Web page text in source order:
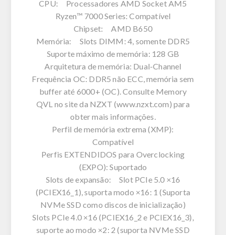
CPU: Processadores AMD Socket AM5
Ryzen™ 7000 Series: Compatível
Chipset: AMD B650
Memória: Slots DIMM: 4, somente DDR5
Suporte máximo de memória: 128 GB
Arquitetura de memória: Dual-Channel
Frequência OC: DDR5 não ECC, memória sem
buffer até 6000+ (OC). Consulte Memory
QVL no site da NZXT (www.nzxt.com) para
obter mais informações.
Perfil de memória extrema (XMP):
Compatível
Perfis EXTENDIDOS para Overclocking
(EXPO): Suportado
Slots de expansão: Slot PCIe 5.0 ×16
(PCIEX16_1), suporta modo ×16: 1 (Suporta
NVMe SSD como discos de inicialização)
Slots PCIe 4.0 ×16 (PCIEX16_2 e PCIEX16_3),
suporte ao modo ×2: 2 (suporta NVMe SSD